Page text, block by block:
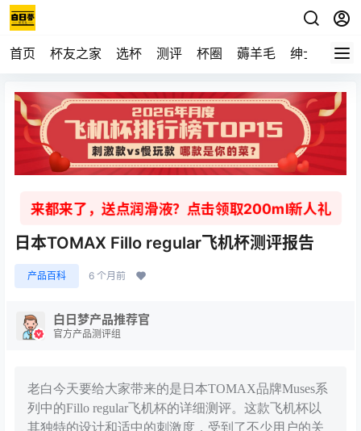
首页 杯友之家 选杯 测评 杯圈 薅羊毛 绅士 视频
来都来了，送点润滑液？点击领取200ml新人礼
日本TOMAX Fillo regular飞机杯测评报告
产品百科 6 个月前
白日梦产品推荐官
官方产品测评组
老白今天要给大家带来的是日本TOMAX品牌Muses系
列中的Fillo regular飞机杯的详细测评。这款飞机杯以
其独特的设计和适中的刺激度，受到了不少用户的关